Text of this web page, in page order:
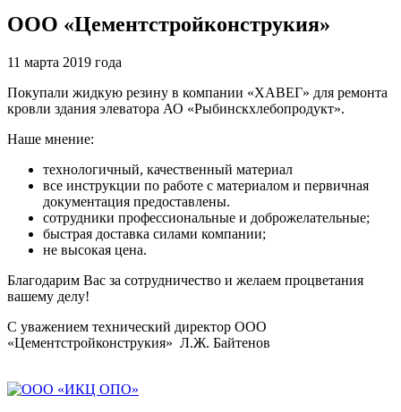
ООО «Цементстройконструкия»
11 марта 2019 года
Покупали жидкую резину в компании «ХАВЕГ» для ремонта
кровли здания элеватора АО «Рыбинскхлебопродукт».
Наше мнение:
технологичный, качественный материал
все инструкции по работе с материалом и первичная
документация предоставлены.
сотрудники профессиональные и доброжелательные;
быстрая доставка силами компании;
не высокая цена.
Благодарим Вас за сотрудничество и желаем процветания
вашему делу!
С уважением технический директор ООО
«Цементстройконструкия» Л.Ж. Байтенов